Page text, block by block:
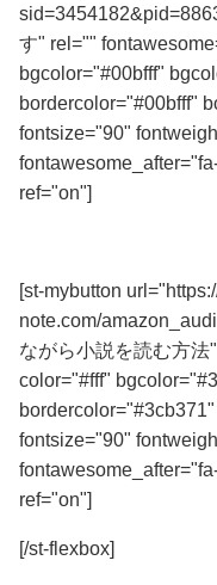
す" rel=""
bgcolor="#00bfff"
bordercolor="#00bfff"
fontsize="90"
ref="on"]
[st-mybutton
note.com/
ながら小説を読む方
color="#fff"
fontsize="90"
ref="on"]
[/st-flexbox]